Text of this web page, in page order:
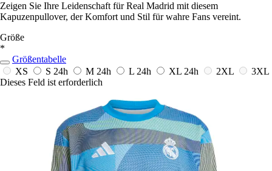
Zeigen Sie Ihre Leidenschaft für Real Madrid mit diesem
Kapuzenpullover, der Komfort und Stil für wahre Fans vereint.
Größe
*
Größentabelle
XS
S 24h M 24h L 24h XL 24h 2XL
3XL
Dieses Feld ist erforderlich